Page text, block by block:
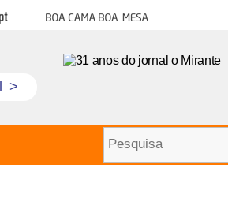
Boa cama boa mesa
>